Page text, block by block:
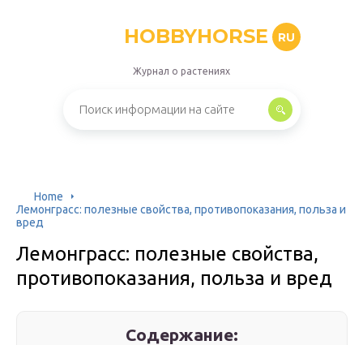
HOBBYHORSE RU
Журнал о растениях
Home
Лемонграсс: полезные свойства, противопоказания, польза и
вред
Лемонграсс: полезные свойства,
противопоказания, польза и вред
Содержание: